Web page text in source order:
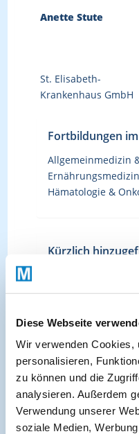
Diese Webseite
Wir verwenden Cookies,
personalisieren,
zu können und die
analysieren. Außerdem
Verwendung unserer
soziale Medien,
Anette Stute
St. Elisabeth-
Krankenhaus GmbH
Fortbildungen
Allgemeinmedizin
Hämatologie &
Kürzlich
onkologischer
Archivierte
onkologischer
Anwendung und